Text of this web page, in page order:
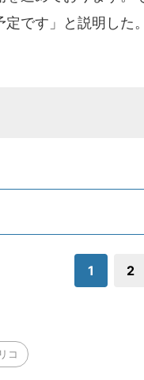
です」と説明した。
1 2
コ